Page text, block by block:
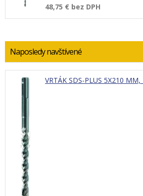
48,75 € bez DPH
Naposledy navštívené
VRTÁK SDS-PLUS 5X210 MM,